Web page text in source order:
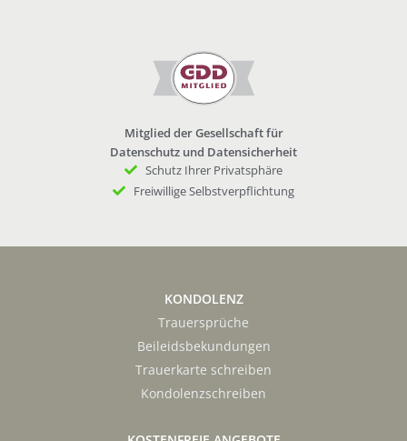
Mitglied der Gesellschaft für
Datenschutz und Datensicherheit
Schutz Ihrer Privatsphäre
Freiwillige Selbstverpflichtung
KONDOLENZ
Trauersprüche
Beileidsbekundungen
Trauerkarte schreiben
Kondolenzschreiben